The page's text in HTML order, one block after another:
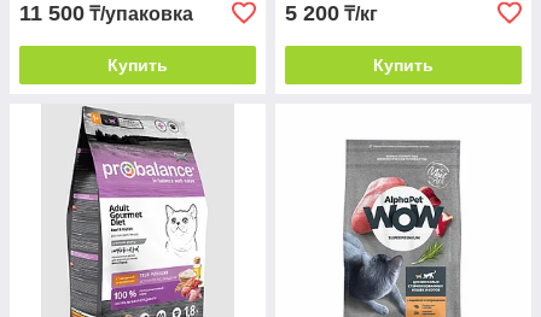
11 500 ₸/упаковка
Купить
5 200 ₸/кг
Купить